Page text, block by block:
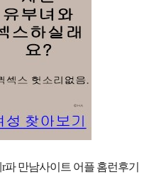
만남사이트 어플 홈런후기